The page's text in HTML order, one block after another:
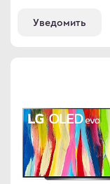
Уведомить